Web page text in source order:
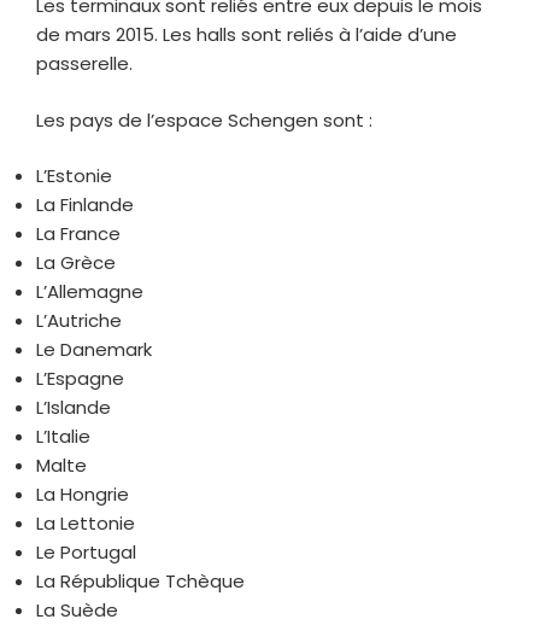
Les terminaux sont reliés entre eux depuis le mois
de mars 2015. Les halls sont reliés à l’aide d’une
passerelle.
Les pays de l’espace Schengen sont :
L’Estonie
La Finlande
La France
La Grèce
L’Allemagne
L’Autriche
Le Danemark
L’Espagne
L’Islande
L’Italie
Malte
La Hongrie
La Lettonie
Le Portugal
La République Tchèque
La Suède